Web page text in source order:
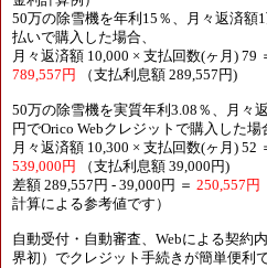
50万の除雪機を年利15％、月々返済額
払いで購入した場合、
月々返済額 10,000 × 支払回数(ヶ月) 79
789,557円
（支払利息額 289,557円)
50万の除雪機を実質年利3.08％、月々
円でOrico Webクレジットで購入した場
月々返済額 10,300 × 支払回数(ヶ月) 52
539,000円
（支払利息額 39,000円)
差額 289,557円 - 39,000円 ＝ 250,557円
計算による参考値です）
自動受付・自動審査、Webによる契約
界初）でクレジット手続きが簡単便利